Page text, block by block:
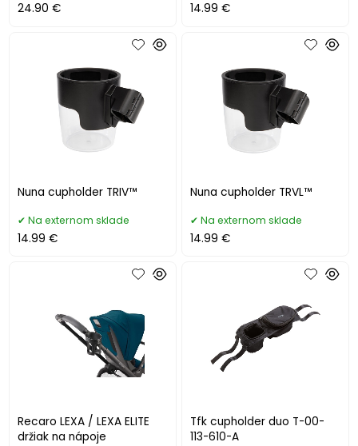
24.90 € 14.99 €
Nuna cupholder TRIV™
Na externom sklade
14.99 €
Nuna cupholder TRVL™
Na externom sklade
14.99 €
Recaro LEXA / LEXA ELITE
držiak na nápoje
Tfk cupholder duo T-00-
113-610-A